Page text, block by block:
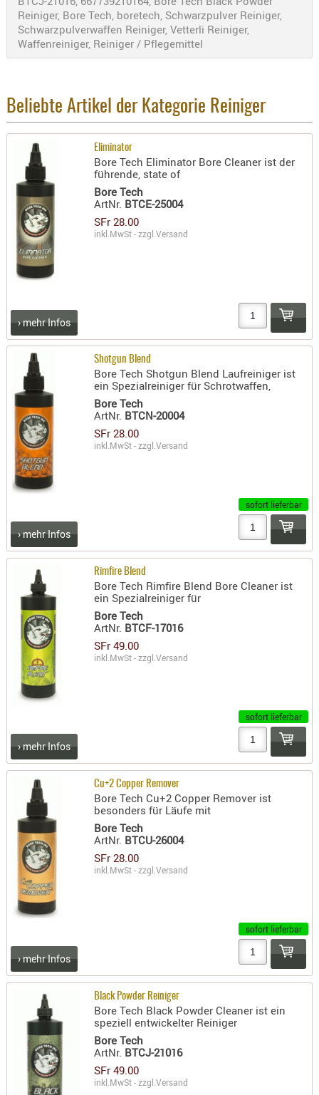
- single
KOFFER
AUFSÄTZE
BÜRSTEN
REINIGER
ABZÜGE
BASEN -
RAILS
RIEMEN
SPUHR -
Reiniger, Bore Tech, boretech, Schwarzpulver Reiniger,
Schwarzpulverwaffen Reiniger, Vetterli Reiniger,
Waffenreiniger, Reiniger / Pflegemittel
Beliebte Artikel der Kategorie Reiniger
Eliminator
Bore Tech Eliminator Bore Cleaner ist der
führende, state of
Bore Tech
ArtNr. BTCE-25004
SFr 28.00
inkl.MwSt - zzgl.Versand
› mehr Infos
Shotgun Blend
Bore Tech Shotgun Blend Laufreiniger ist
ein Spezialreiniger für Schrotwaffen,
Bore Tech
ArtNr. BTCN-20004
SFr 28.00
inkl.MwSt - zzgl.Versand
sofort lieferbar
› mehr Infos
Rimfire Blend
Bore Tech Rimfire Blend Bore Cleaner ist
ein Spezialreiniger für
Bore Tech
ArtNr. BTCF-17016
SFr 49.00
inkl.MwSt - zzgl.Versand
sofort lieferbar
› mehr Infos
Cu+2 Copper Remover
Bore Tech Cu+2 Copper Remover ist
besonders für Läufe mit
Bore Tech
ArtNr. BTCU-26004
SFr 28.00
inkl.MwSt - zzgl.Versand
sofort lieferbar
› mehr Infos
Black Powder Reiniger
Bore Tech Black Powder Cleaner ist ein
speziell entwickelter Reiniger
Bore Tech
ArtNr. BTCJ-21016
SFr 49.00
inkl.MwSt - zzgl.Versand